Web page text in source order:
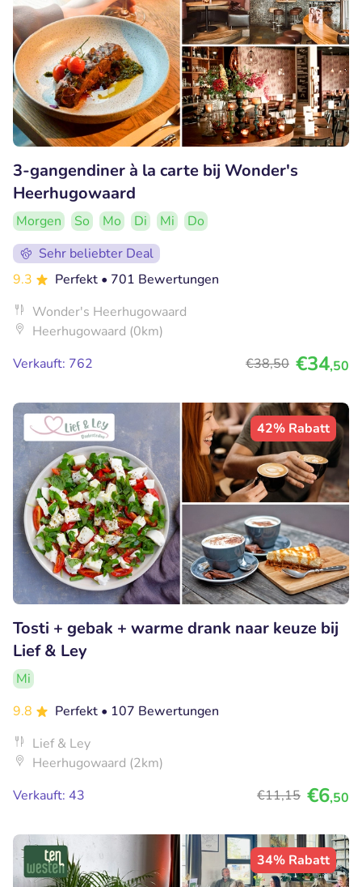
3-gangendiner à la carte bij Wonder's
Heerhugowaard
Morgen So Mo Di Mi
Do
Sehr beliebter Deal
9.3
Perfekt • 701 Bewertungen
Wonder's Heerhugowaard
Heerhugowaard (0km)
Verkauft: 762
€38,50 €34,50
42% Rabatt
Tosti + gebak + warme drank naar keuze bij
Lief & Ley
Mi
9.8
Perfekt • 107 Bewertungen
Lief & Ley
Heerhugowaard (2km)
Verkauft: 43
€11,15 €6,50
34% Rabatt